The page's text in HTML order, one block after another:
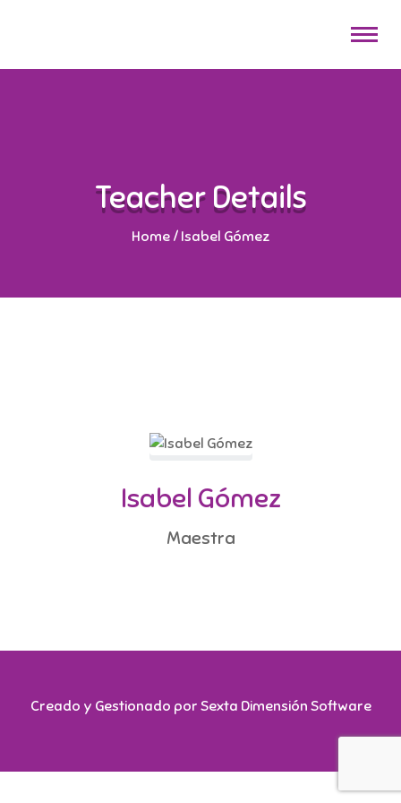
Teacher Details
Home / Isabel Gómez
Isabel Gómez
Maestra
Creado y Gestionado por Sexta Dimensión Software